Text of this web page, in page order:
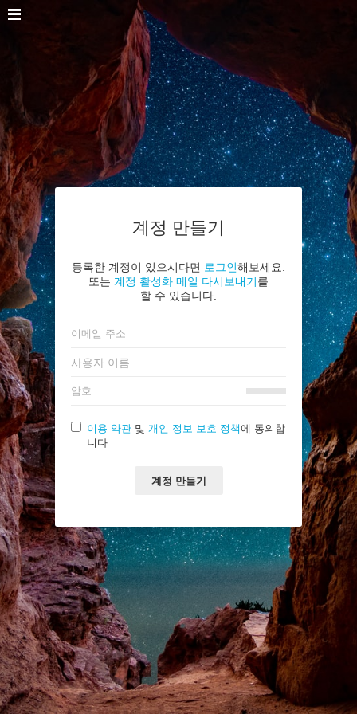
계정 만들기
등록한 계정이 있으시다면 로그인해보세요.
또는 계정 활성화 메일 다시보내기를
할 수 있습니다.
이용 약관 및 개인 정보 보호 정책에 동의합
니다
계정 만들기